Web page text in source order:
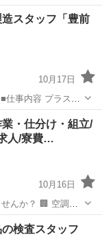
カメラモジュー
、部品の組み立
スタッフ「豊前
10月17日
ース、クリップボ
担当します。原材
・仕分け・組立/
人/寮費…
10月16日
🏢 空調完
をお任せします。
ックスへの収納、
の検査スタッフ